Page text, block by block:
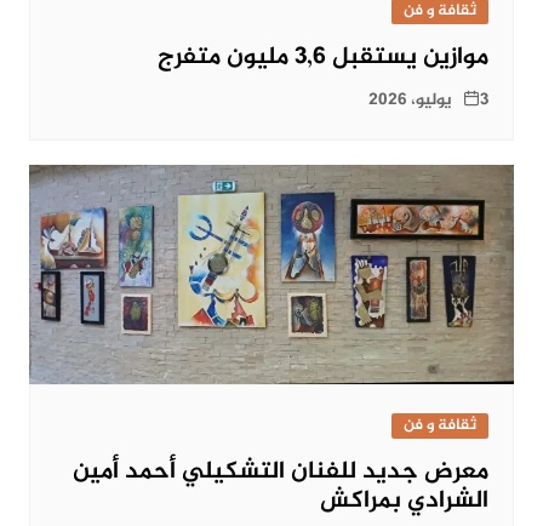
ثقافة و فن
موازين يستقبل 3,6 مليون متفرج
3 يوليو، 2026
ثقافة و فن
معرض جديد للفنان التشكيلي أحمد أمين
الشرادي بمراكش